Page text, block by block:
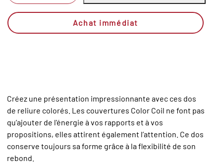
Achat immédiat
Créez une présentation impressionnante avec ces dos
de reliure colorés. Les couvertures Color Coil ne font pas
qu’ajouter de l'énergie à vos rapports et à vos
propositions, elles attirent également l’attention. Ce dos
conserve toujours sa forme grâce à la flexibilité de son
rebond.